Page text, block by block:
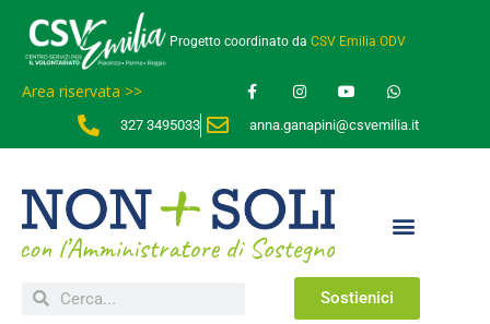
Progetto coordinato da CSV Emilia ODV
Area riservata >>
327 3495033 anna.ganapini@csvemilia.it
Sostienici